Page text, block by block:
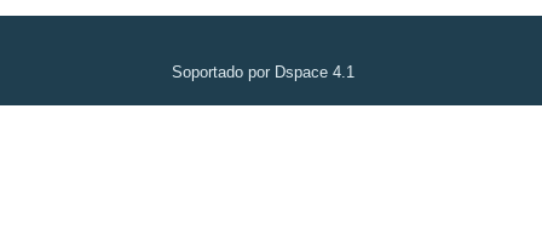
Soportado por Dspace 4.1